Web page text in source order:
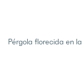
Pérgola florecida en